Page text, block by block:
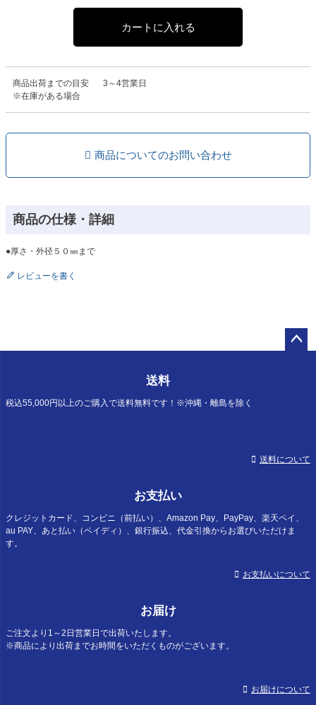
カートに入れる
商品出荷までの目安
※在庫がある場合
3～4営業日
商品についてのお問い合わせ
商品の仕様・詳細
●厚さ・外径５０㎜まで
レビューを書く
送料
税込55,000円以上のご購入で送料無料です！※沖縄・離島を除く
送料について
お支払い
クレジットカード、コンビニ（前払い）、Amazon Pay、PayPay、楽天ペイ、
au PAY、あと払い（ペイディ）、銀行振込、代金引換からお選びいただけま
す。
お支払いについて
お届け
ご注文より1～2日営業日で出荷いたします。
※商品により出荷までお時間をいただくものがございます。
お届けについて